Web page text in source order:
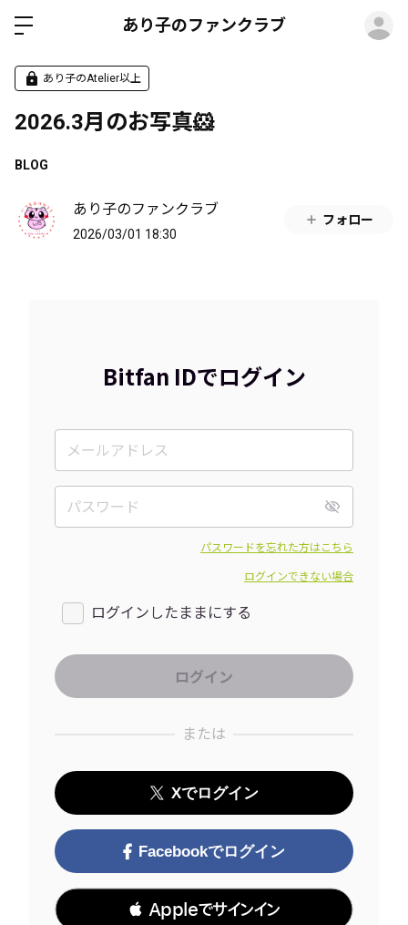
あり子のファンクラブ
あり子のAtelier以上
2026.3月のお写真🐹
BLOG
あり子のファンクラブ
2026/03/01 18:30
フォロー
Bitfan IDでログイン
パスワードを忘れた方はこちら
ログインできない場合
ログインしたままにする
または
Xでログイン
Facebookでログイン
 Appleでサインイン